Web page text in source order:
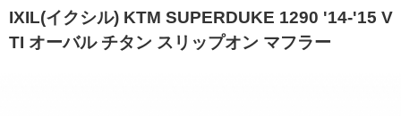
IXIL(イクシル) KTM SUPERDUKE 1290 '14-'15 V
TI オーバル チタン スリップオン マフラー